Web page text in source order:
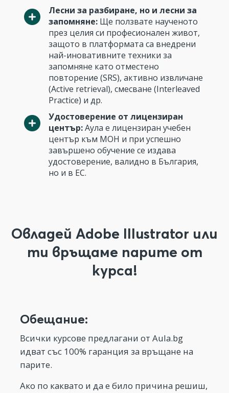
Лесни за разбиране, но и лесни за
запомняне: Ще ползвате наученото
през целия си професионален живот,
защото в платформата са внедрени
най-иновативните техники за
запомняне като отместено
повторение (SRS), активно извличане
(Active retrieval), смесване (Interleaved
Practice) и др.
Удостоверение от лицензиран
център:Аула е лицензиран учебен
център към МОН и при успешно
завършено обучение се издава
удостоверение, валидно в България,
но и в ЕС.
Овладей Adobe Illustrator или
ти връщаме парите от
курса!
Обещание:
Всички курсове предлагани от Aula.bg
идват със 100% гаранция за връщане на
парите.
Ако по каквато и да е било причина решиш,